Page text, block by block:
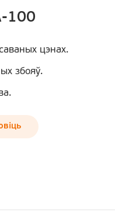
100
цэнах.
збояў.